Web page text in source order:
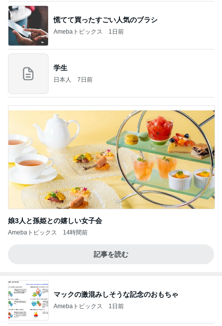
慌てて買ったすごい人気のブラシ
Amebaトピックス 1日前
学生
日本人 7日前
娘3人と孫姫との嬉しい女子会
Amebaトピックス 14時間前
記事を読む
マックの激混みしそうな記念のおもちゃ
Amebaトピックス 1日前